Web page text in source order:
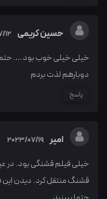
حسین کریمی 12
خیلی خیلی خوب بود ….
دوبارهم لذت بردم
پاسخ
امیر 2023/07/19
خیلی فیلم قشنگی بود. در
قشنگ منتقل کرد. دیدن